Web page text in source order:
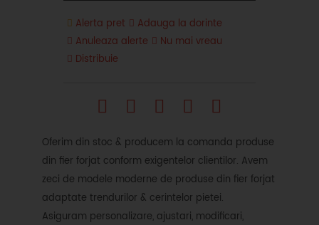
Alerta pret
Adauga la dorinte
Anuleaza alerte
Nu mai vreau
Distribuie
Oferim din stoc & producem la comanda produse
din fier forjat conform exigentelor clientilor. Avem
zeci de modele moderne de produse din fier forjat
adaptate trendurilor & cerintelor pietei.
Asiguram personalizare, ajustari, modificari,